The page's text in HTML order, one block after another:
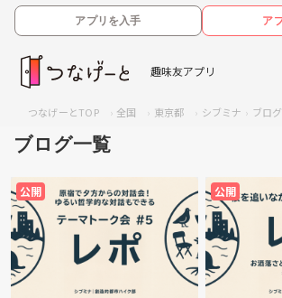
アプリを入手 ア
趣味友アプリ
つなげーとTOP 全国 東京都 シブミナ ブロ
ブログ一覧
公開 公開